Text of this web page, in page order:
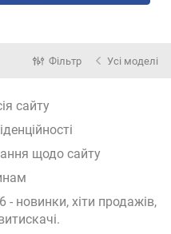
Фільтр Усі моделі
сайту
щодо сайту
- новинки, хіти продажів,
.